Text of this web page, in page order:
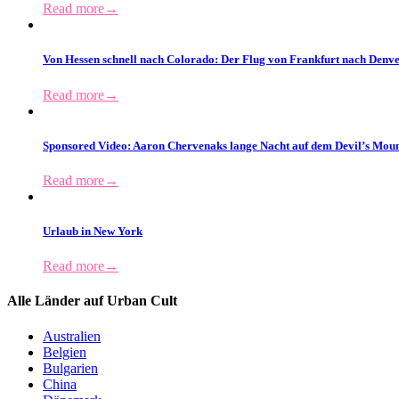
Read more→
Von Hessen schnell nach Colorado: Der Flug von Frankfurt nach
Read more→
Sponsored Video: Aaron Chervenaks lange Nacht auf dem Devil’s
Read more→
Urlaub in New York
Read more→
Alle Länder auf Urban Cult
Australien
Belgien
Bulgarien
China